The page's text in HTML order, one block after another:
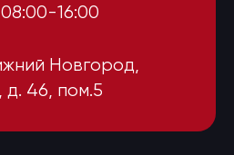
08:00-16:00
Новгород,
д. 46, пом.5